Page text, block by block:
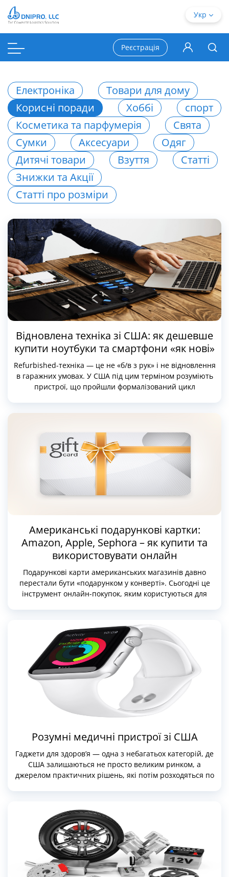
Електроніка
Товари для дому
Корисні поради
Хоббі
спорт
Косметика та парфумерія
Свята
Сумки
Аксесуари
Одяг
Дитячі товари
Взуття
Статті
Знижки та Акції
Статті про розміри
Відновлена техніка зі США: як дешевше
купити ноутбуки та смартфони «як нові»
Refurbished-техніка — це не «б/в з рук» і не відновлення
в гаражних умовах. У США під цим терміном розуміють
пристрої, що пройшли формалізований цикл
14–30 днів, корпоративні оновлення техніки,
демонстраційні зразки, вітринні пристрої або
повернення після лізингу.
Американські подарункові картки:
Amazon, Apple, Sephora – як купити та
використовувати онлайн
Подарункові карти американських магазинів давно
перестали бути «подарунком у конверті». Сьогодні це
інструмент онлайн-покупок, яким користуються для
Розумні медичні пристрої зі США
Гаджети для здоров’я — одна з небагатьох категорій, де
США залишаються не просто великим ринком, а
джерелом практичних рішень, які потім розходяться по
відновлення, розраховані не на «разове вимірювання»,
а на тривале спостереження та накопичення даних.
Укр
Реєстрація